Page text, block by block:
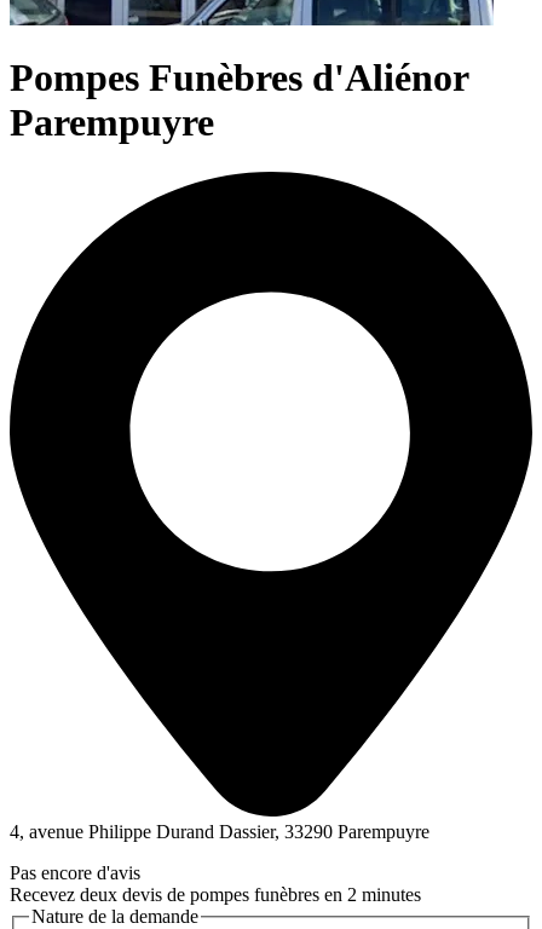
Pompes Funèbres d'Aliénor
Parempuyre
4, avenue Philippe Durand Dassier, 33290 Parempuyre
Pas encore d'avis
Recevez deux devis de pompes funèbres en 2 minutes
Nature de la demande